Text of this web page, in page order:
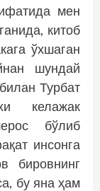
мен
китоб
ўхшаган
шундай
Турбат
келажак
бўлиб
инсонга
бировнинг
бу яна ҳам